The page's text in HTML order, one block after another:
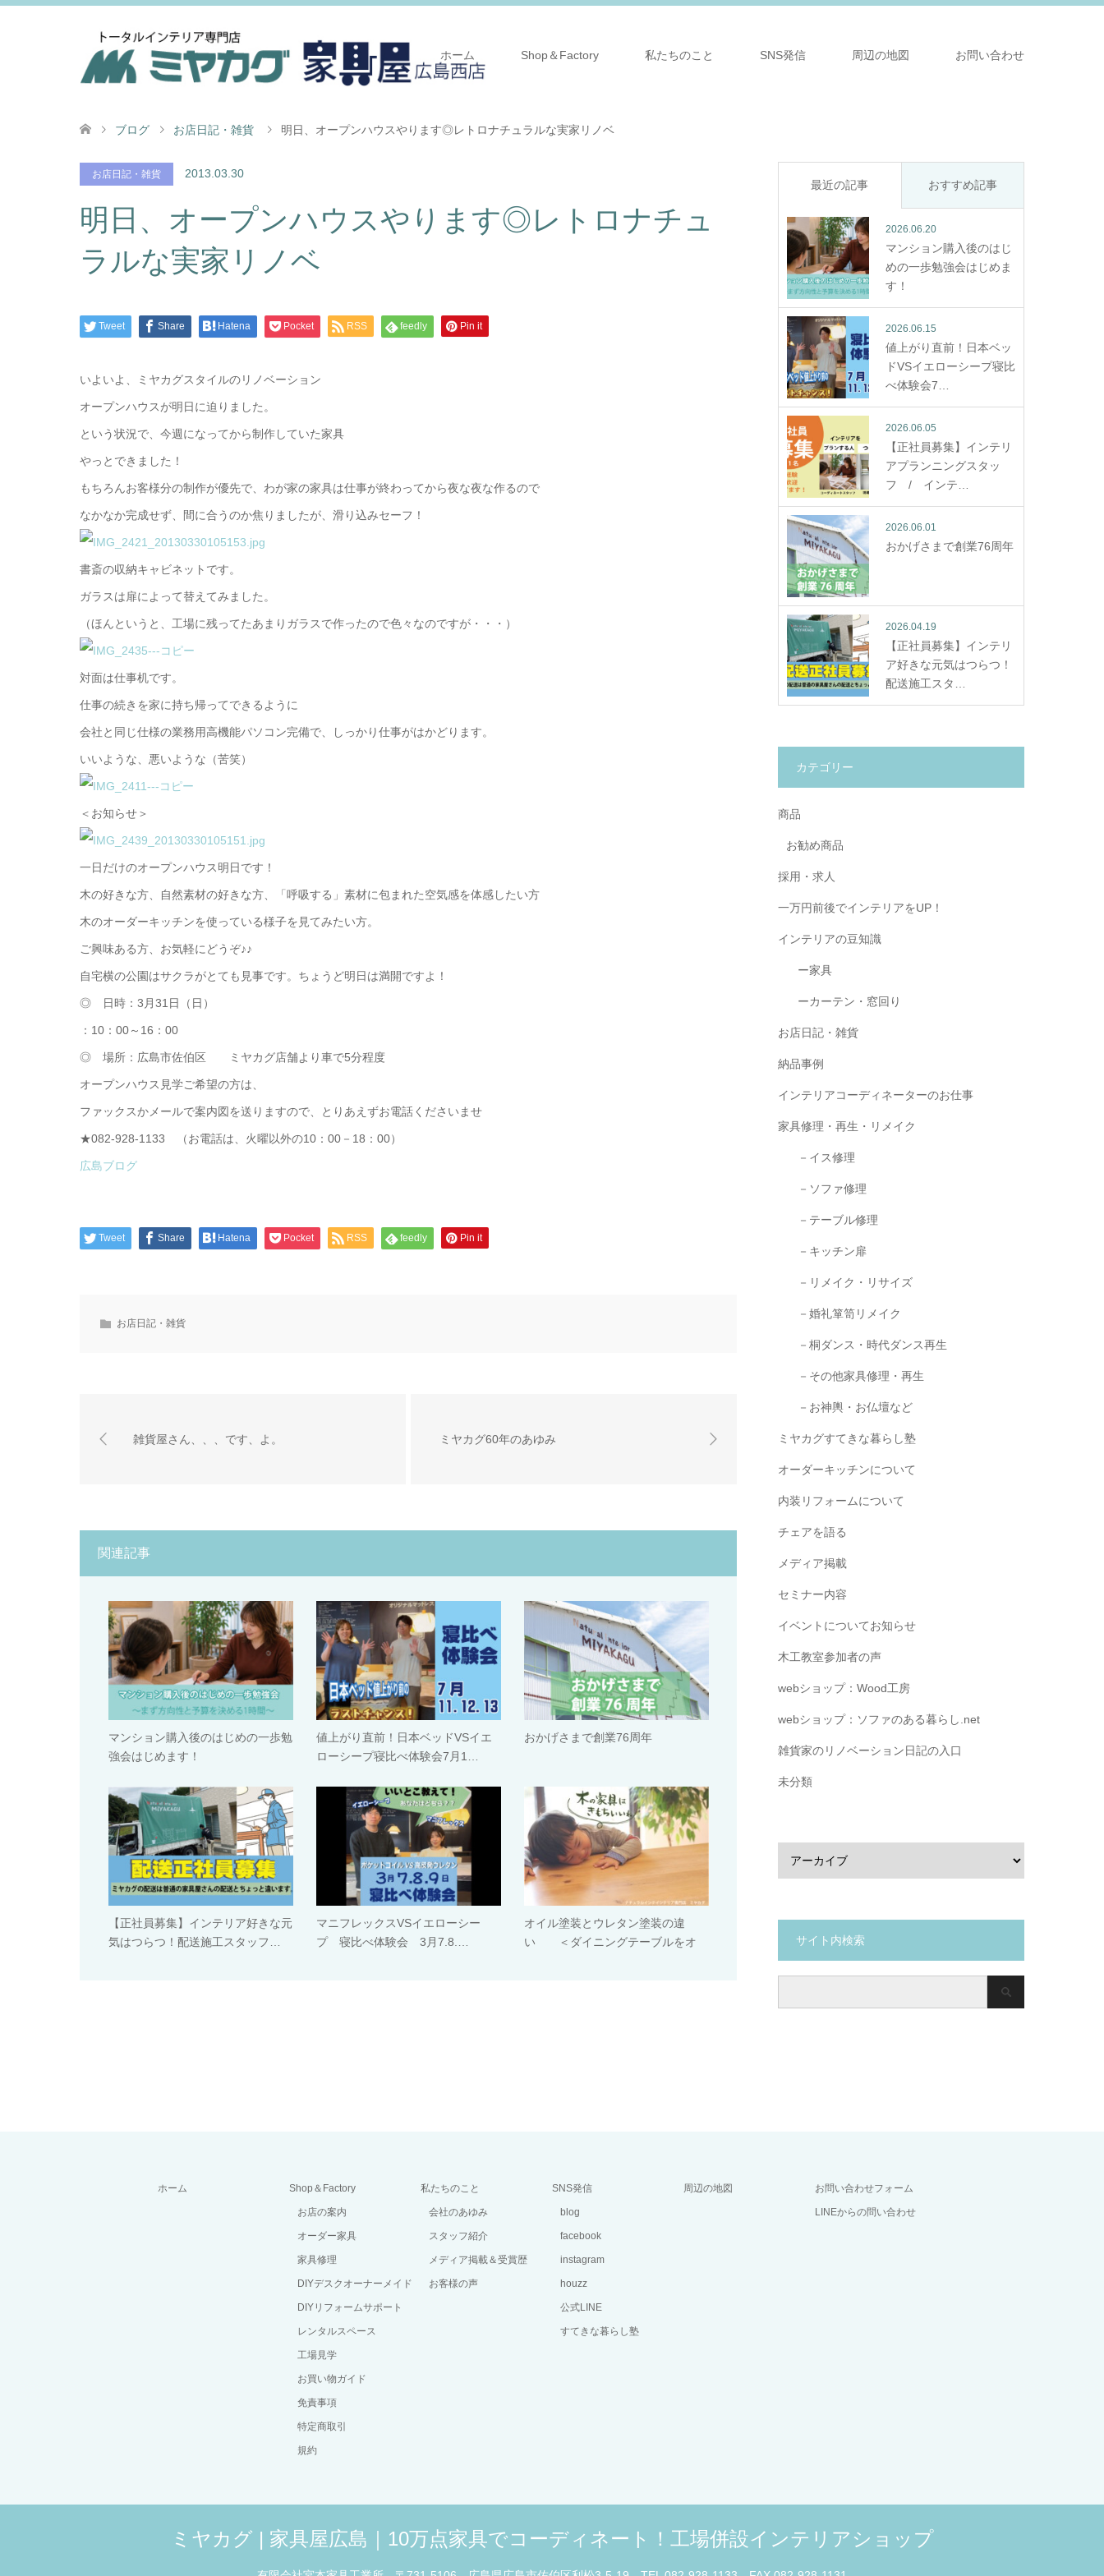
ホーム Shop＆Factory 私たちのこと SNS発信 周辺の地図 お問い合わせ
ブログ お店日記・雑貨 明日、オープンハウスやります◎レトロナチュラルな実家リノベ
お店日記・雑貨 2013.03.30
明日、オープンハウスやります◎レトロナチュ
ラルな実家リノベ
Tweet Share Hatena Pocket RSS feedly Pin it
いよいよ、ミヤカグスタイルのリノベーション
オープンハウスが明日に迫りました。
という状況で、今週になってから制作していた家具
やっとできました！
もちろんお客様分の制作が優先で、わが家の家具は仕事が終わってから夜な夜な作るので
なかなか完成せず、間に合うのか焦りましたが、滑り込みセーフ！
書斎の収納キャビネットです。
ガラスは扉によって替えてみました。
（ほんというと、工場に残ってたあまりガラスで作ったので色々なのですが・・・）
対面は仕事机です。
仕事の続きを家に持ち帰ってできるように
会社と同じ仕様の業務用高機能パソコン完備で、しっかり仕事がはかどります。
いいような、悪いような（苦笑）
＜お知らせ＞
一日だけのオープンハウス明日です！
木の好きな方、自然素材の好きな方、「呼吸する」素材に包まれた空気感を体感したい方
木のオーダーキッチンを使っている様子を見てみたい方。
ご興味ある方、お気軽にどうぞ♪♪
自宅横の公園はサクラがとても見事です。ちょうど明日は満開ですよ！
◎ 日時：3月31日（日）
：10：00～16：00
◎ 場所：広島市佐伯区 ミヤカグ店舗より車で5分程度
オープンハウス見学ご希望の方は、
ファックスかメールで案内図を送りますので、とりあえずお電話くださいませ
★082-928-1133 （お電話は、火曜以外の10：00－18：00）
広島ブログ
Tweet Share Hatena Pocket RSS feedly Pin it
お店日記・雑貨
雑貨屋さん、、、です、よ。 ミヤカグ60年のあゆみ
関連記事
マンション購入後のはじめの一歩勉
強会はじめます！
値上がり直前！日本ベッドVSイエ
ローシープ寝比べ体験会7月1…
おかげさまで創業76周年
【正社員募集】インテリア好きな元
気はつらつ！配送施工スタッフ…
マニフレックスVSイエローシー
プ 寝比べ体験会 3月7.8.…
オイル塗装とウレタン塗装の違
い ＜ダイニングテーブルをオ
最近の記事 おすすめ記事
2026.06.20
マンション購入後のはじ
めの一歩勉強会はじめま
す！
2026.06.15
値上がり直前！日本ベッ
ドVSイエローシープ寝比
べ体験会7…
2026.06.05
【正社員募集】インテリ
アプランニングスタッ
フ / インテ…
2026.06.01
おかげさまで創業76周年
2026.04.19
【正社員募集】インテリ
ア好きな元気はつらつ！
配送施工スタ…
カテゴリー
商品
お勧め商品
採用・求人
一万円前後でインテリアをUP！
インテリアの豆知識
ー家具
ーカーテン・窓回り
お店日記・雑貨
納品事例
インテリアコーディネーターのお仕事
家具修理・再生・リメイク
－イス修理
－ソファ修理
－テーブル修理
－キッチン扉
－リメイク・リサイズ
－婚礼箪笥リメイク
－桐ダンス・時代ダンス再生
－その他家具修理・再生
－お神輿・お仏壇など
ミヤカグすてきな暮らし塾
オーダーキッチンについて
内装リフォームについて
チェアを語る
メディア掲載
セミナー内容
イベントについてお知らせ
木工教室参加者の声
webショップ：Wood工房
webショップ：ソファのある暮らし.net
雑貨家のリノベーション日記の入口
未分類
サイト内検索
ホーム Shop＆Factory
お店の案内
オーダー家具
家具修理
DIYデスクオーナーメイド
DIYリフォームサポート
レンタルスペース
工場見学
お買い物ガイド
免責事項
特定商取引
規約
私たちのこと
会社のあゆみ
スタッフ紹介
メディア掲載＆受賞歴
お客様の声
SNS発信
blog
facebook
instagram
houzz
公式LINE
すてきな暮らし塾
周辺の地図 お問い合わせフォーム
LINEからの問い合わせ
ミヤカグ | 家具屋広島｜10万点家具でコーディネート！工場併設インテリアショップ